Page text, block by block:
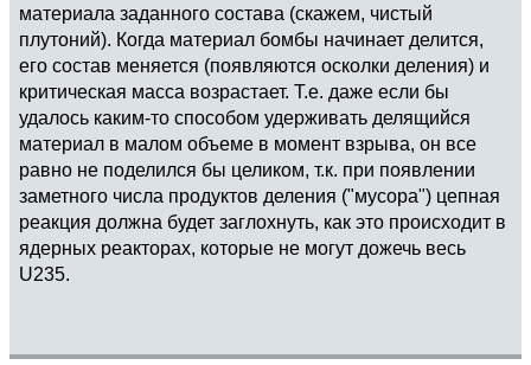
материала заданного состава (скажем, чистый
плутоний). Когда материал бомбы начинает делится,
его состав меняется (появляются осколки деления) и
критическая масса возрастает. Т.е. даже если бы
удалось каким-то способом удерживать делящийся
материал в малом объеме в момент взрыва, он все
равно не поделился бы целиком, т.к. при появлении
заметного числа продуктов деления ("мусора") цепная
реакция должна будет заглохнуть, как это происходит в
ядерных реакторах, которые не могут дожечь весь
U235.